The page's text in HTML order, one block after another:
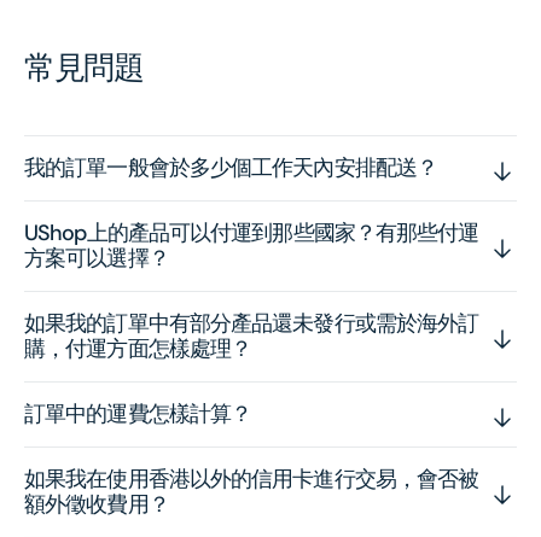
常見問題
我的訂單一般會於多少個工作天內安排配送？
UShop上的產品可以付運到那些國家？有那些付運
方案可以選擇？
如果我的訂單中有部分產品還未發行或需於海外訂
購，付運方面怎樣處理？
訂單中的運費怎樣計算？
如果我在使用香港以外的信用卡進行交易，會否被
額外徵收費用？